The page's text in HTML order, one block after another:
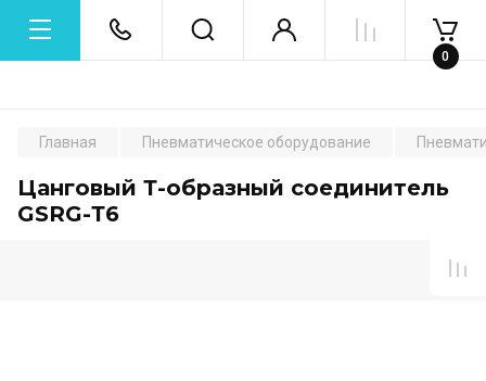
0
Главная Пневматическое оборудование
Цанговый Т-образный соединитель
GSRG-Т6